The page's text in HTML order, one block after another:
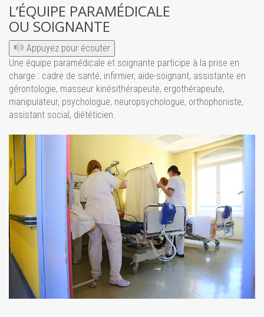
L’ÉQUIPE PARAMÉDICALE
OU SOIGNANTE
Appuyez pour écouter
Une équipe paramédicale et soignante participe à la prise en
charge : cadre de santé, infirmier, aide-soignant, assistante en
gérontologie, masseur kinésithérapeute, ergothérapeute,
manipulateur, psychologue, neuropsychologue, orthophoniste,
assistant social, diététicien.